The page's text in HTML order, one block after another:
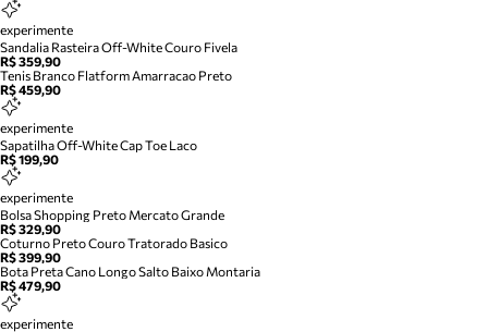
experimente
Sandalia Rasteira Off-White Couro Fivela
R$ 359,90
Tenis Branco Flatform Amarracao Preto
R$ 459,90
experimente
Sapatilha Off-White Cap Toe Laco
R$ 199,90
experimente
Bolsa Shopping Preto Mercato Grande
R$ 329,90
Coturno Preto Couro Tratorado Basico
R$ 399,90
Bota Preta Cano Longo Salto Baixo Montaria
R$ 479,90
experimente